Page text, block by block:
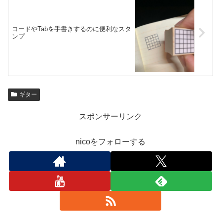
コードやTabを手書きするのに便利なスタ
ンプ
ギター
スポンサーリンク
nicoをフォローする